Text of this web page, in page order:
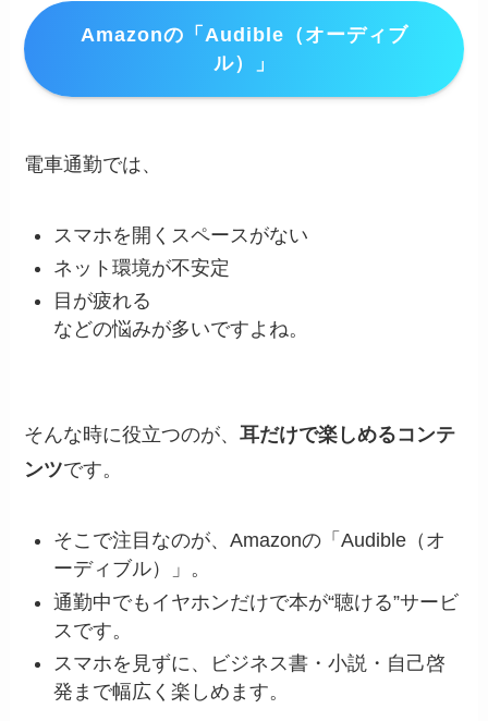
Amazonの「Audible（オーディブ
ル）」
電車通勤では、
スマホを開くスペースがない
ネット環境が不安定
目が疲れる
などの悩みが多いですよね。
そんな時に役立つのが、耳だけで楽しめるコンテ
ンツです。
そこで注目なのが、Amazonの「Audible（オ
ーディブル）」。
通勤中でもイヤホンだけで本が“聴ける”サービ
スです。
スマホを見ずに、ビジネス書・小説・自己啓
発まで幅広く楽しめます。